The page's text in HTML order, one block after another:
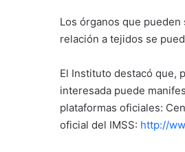
Los órganos que
relación a tejidos se
El Instituto destacó que,
interesada puede
plataformas oficiales:
oficial del IMSS: http://